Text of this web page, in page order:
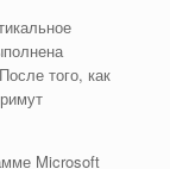
того, как
Microsoft